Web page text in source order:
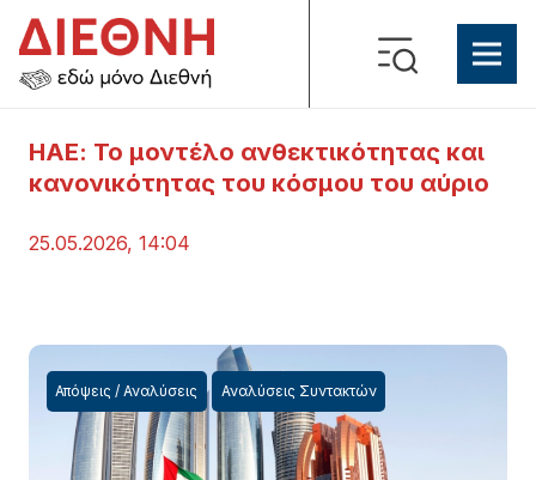
ΗΑΕ: Το μοντέλο ανθεκτικότητας και
κανονικότητας του κόσμου του αύριο
25.05.2026, 14:04
Απόψεις / Αναλύσεις Αναλύσεις Συντακτών